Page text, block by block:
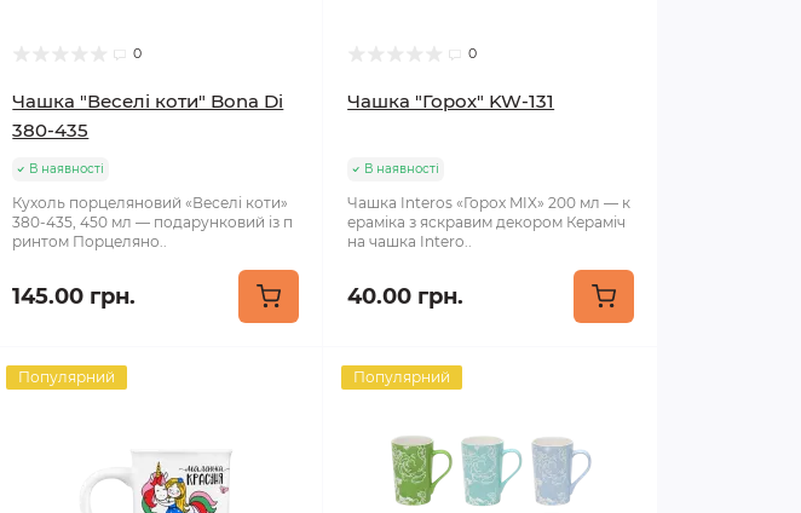
0
Чашка "Веселі коти" Bona Di
380-435
В наявності
Кухоль порцеляновий «Веселі коти»
380-435, 450 мл — подарунковий із п
ринтом Порцеляно..
145.00 грн.
0
Чашка "Горох" KW-131
В наявності
Чашка Interos «Горох MIX» 200 мл — к
ераміка з яскравим декором Кераміч
на чашка Intero..
40.00 грн.
Популярний Популярний